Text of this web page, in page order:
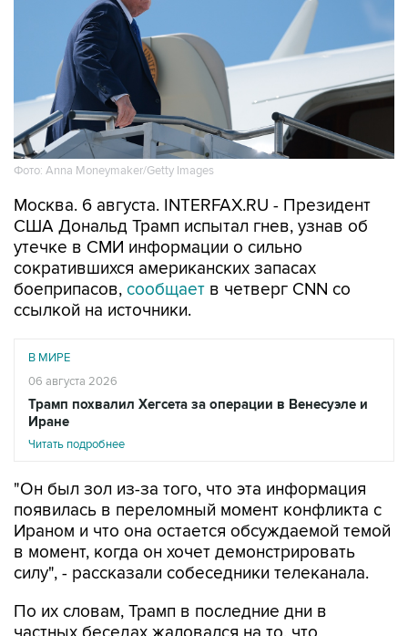
Фото: Anna Moneymaker/Getty Images
Москва. 6 августа. INTERFAX.RU - Президент
США Дональд Трамп испытал гнев, узнав об
утечке в СМИ информации о сильно
сократившихся американских запасах
боеприпасов, сообщает в четверг CNN со
ссылкой на источники.
В МИРЕ
06 августа 2026
Трамп похвалил Хегсета за операции в Венесуэле и
Иране
Читать подробнее
"Он был зол из-за того, что эта информация
появилась в переломный момент конфликта с
Ираном и что она остается обсуждаемой темой
в момент, когда он хочет демонстрировать
силу", - рассказали собеседники телеканала.
По их словам, Трамп в последние дни в